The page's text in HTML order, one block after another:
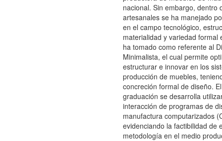
nacional. Sin embargo, dentro
artesanales se ha manejado
en el campo tecnológico,
materialidad y variedad formal
ha tomado como referente al
Minimalista, el cual permite
estructurar e innovar en los
producción de muebles,
concreción formal de diseño.
graduación se desarrolla
interacción de programas de
manufactura computarizados
evidenciando la factibilidad de
metodología en el medio